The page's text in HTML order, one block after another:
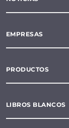
EMPRESAS
PRODUCTOS
LIBROS BLANCOS